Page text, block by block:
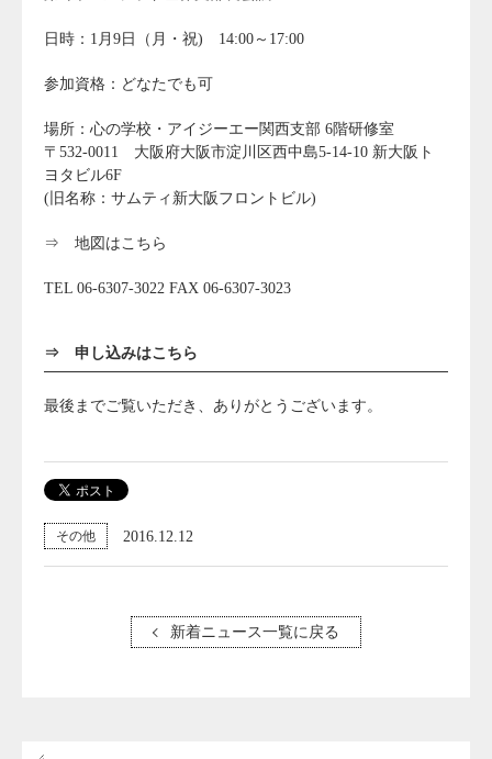
日時：1月9日（月・祝) 14:00～17:00
参加資格：どなたでも可
場所：心の学校・アイジーエー関西支部 6階研修室
〒532-0011 大阪府大阪市淀川区西中島5-14-10 新大阪ト
ヨタビル6F
(旧名称：サムティ新大阪フロントビル)
⇒ 地図はこちら
TEL 06-6307-3022 FAX 06-6307-3023
⇒ 申し込みはこちら
最後までご覧いただき、ありがとうございます。
その他 2016.12.12
新着ニュース一覧に戻る